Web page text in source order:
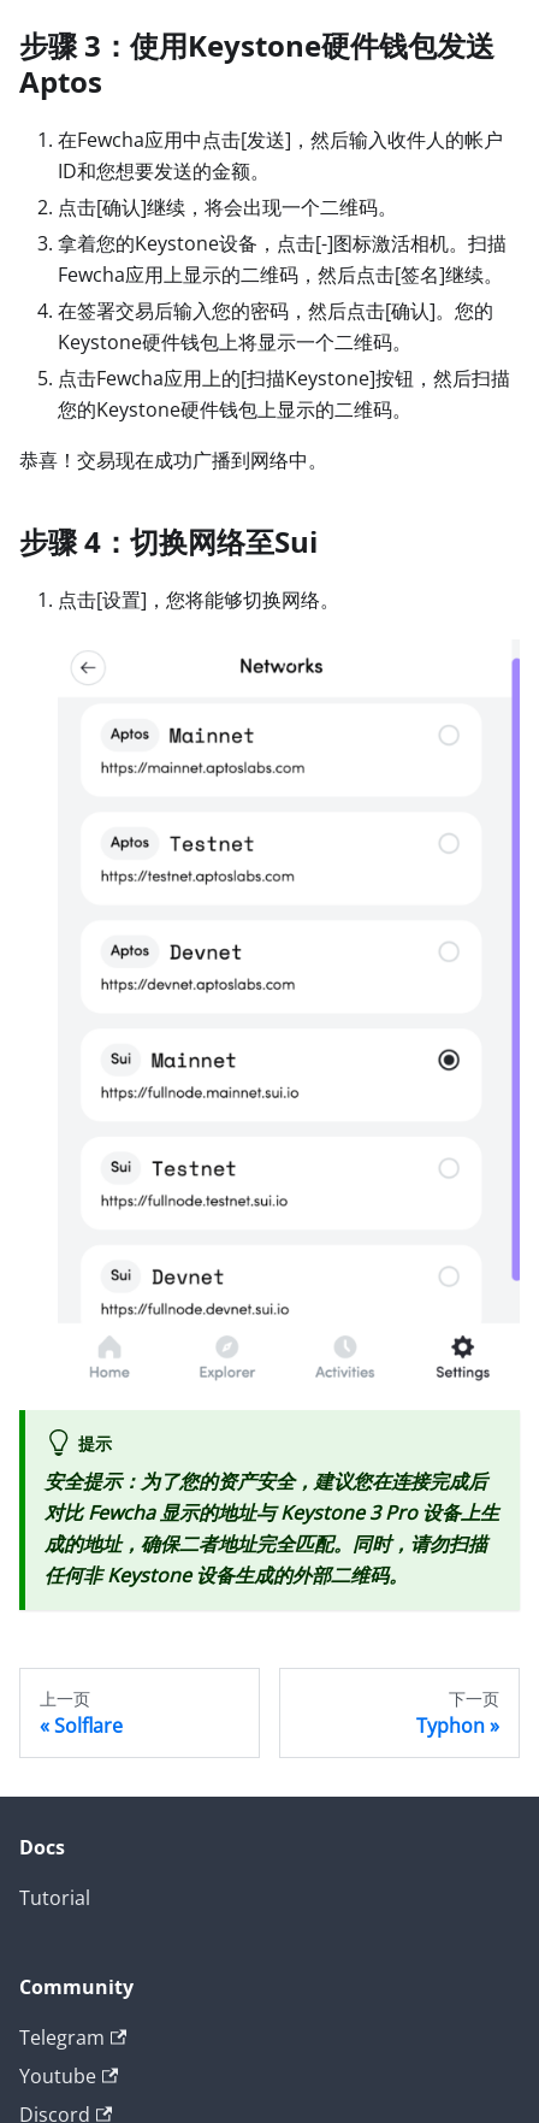
步骤 3：使用Keystone硬件钱包发送
Aptos
在Fewcha应用中点击[发送] ，然后输入收件人的帐户
ID和您想要发送的金额。
点击[确认]继续，将会出现一个二维码。
拿着您的Keystone设备，点击[-]图标激活相机。扫描
Fewcha应用上显示的二维码，然后点击[签名]继续。
在签署交易后输入您的密码，然后点击[确认]。您的
Keystone硬件钱包上将显示一个二维码。
点击Fewcha应用上的[扫描Keystone]按钮，然后扫描
您的Keystone硬件钱包上显示的二维码。
恭喜！交易现在成功广播到网络中。
步骤 4：切换网络至Sui
点击[设置] ，您将能够切换网络。
提示
安全提示：为了您的资产安全，建议您在连接完成后
对比 Fewcha 显示的地址与 Keystone 3 Pro 设备上生
成的地址，确保二者地址完全匹配。同时，请勿扫描
任何非 Keystone 设备生成的外部二维码。
上一页
Solflare
下一页
Typhon
Docs
Tutorial
Community
Telegram
Youtube
Discord